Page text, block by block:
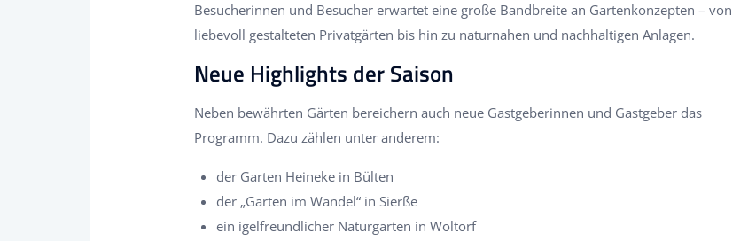
Besucherinnen und Besucher erwartet eine große Bandbreite an Gartenkonzepten – von
liebevoll gestalteten Privatgärten bis hin zu naturnahen und nachhaltigen Anlagen.
Neue Highlights der Saison
Neben bewährten Gärten bereichern auch neue Gastgeberinnen und Gastgeber das
Programm. Dazu zählen unter anderem:
der Garten Heineke in Bülten
der „Garten im Wandel“ in Sierße
ein igelfreundlicher Naturgarten in Woltorf